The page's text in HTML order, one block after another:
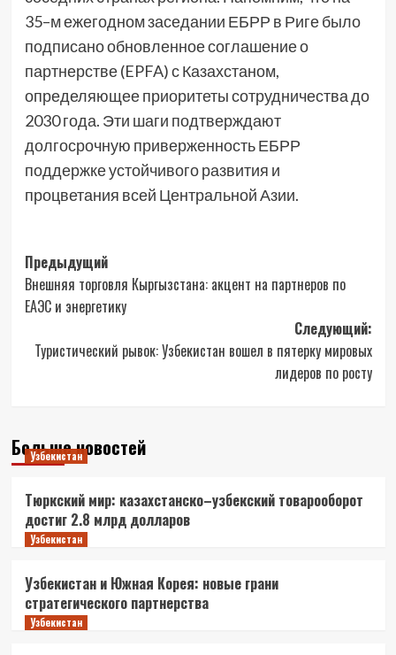
35–м ежегодном заседании ЕБРР в Риге было
подписано обновленное соглашение о
партнерстве (EPFA) с Казахстаном,
определяющее приоритеты сотрудничества до
2030 года. Эти шаги подтверждают
долгосрочную приверженность ЕБРР
поддержке устойчивого развития и
процветания всей Центральной Азии.
Навигация
записи
Предыдущий
Внешняя торговля Кыргызстана: акцент на партнеров по
ЕАЭС и энергетику
Следующий:
Туристический рывок: Узбекистан вошел в пятерку мировых
лидеров по росту
Больше новостей
Узбекистан
Тюркский мир: казахстанско–узбекский товарооборот
достиг 2.8 млрд долларов
Узбекистан
Узбекистан и Южная Корея: новые грани
стратегического партнерства
Узбекистан